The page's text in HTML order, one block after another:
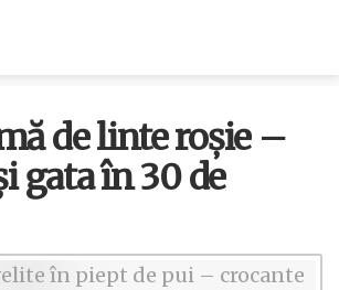
de linte roșie –
gata în 30 de